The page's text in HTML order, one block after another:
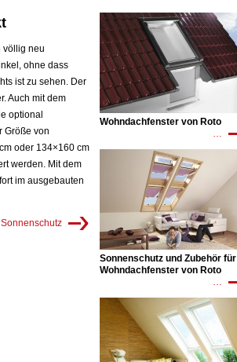
völlig neu
ohne dass
ist zu sehen. Der
Auch mit dem
optional
Größe von
oder 134×160 cm
werden. Mit dem
im ausgebauten
Wohndachfenster von Roto
…
Sonnenschutz und Zubehör für
Wohndachfenster von Roto
…